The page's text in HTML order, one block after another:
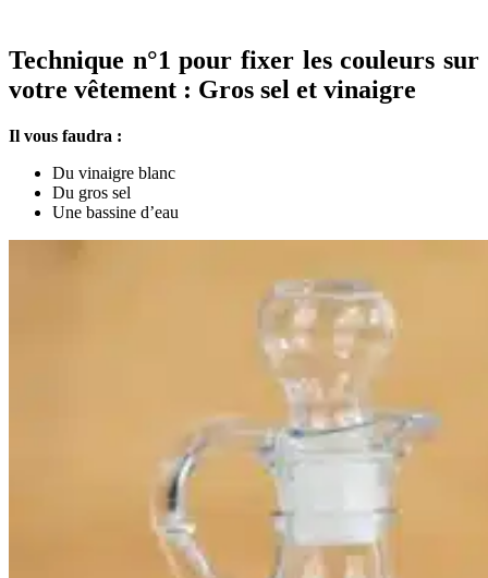
Technique n°1 pour fixer les couleurs sur
votre vêtement : Gros sel et vinaigre
Il vous faudra :
Du vinaigre blanc
Du gros sel
Une bassine d’eau